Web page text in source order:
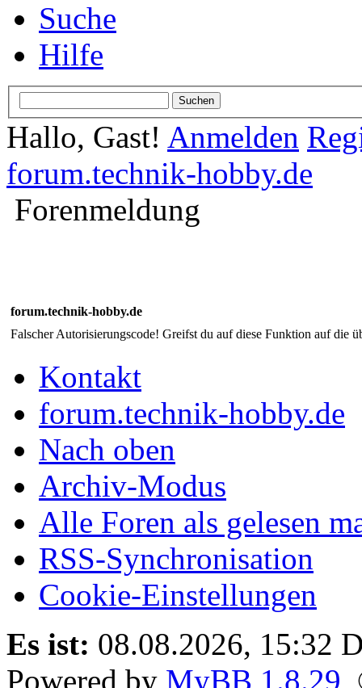
Suche
Hilfe
Hallo, Gast! Anmelden
forum.technik-hobby.de
Forenmeldung
forum.technik-hobby.de
Falscher Autorisierungscode! Greifst du auf diese Funktion auf die
Kontakt
forum.technik-hobby.de
Nach oben
Archiv-Modus
Alle Foren als gelesen
RSS-Synchronisation
Cookie-Einstellungen
Es ist: 08.08.2026, 15:32
Powered by MyBB 1.8.29